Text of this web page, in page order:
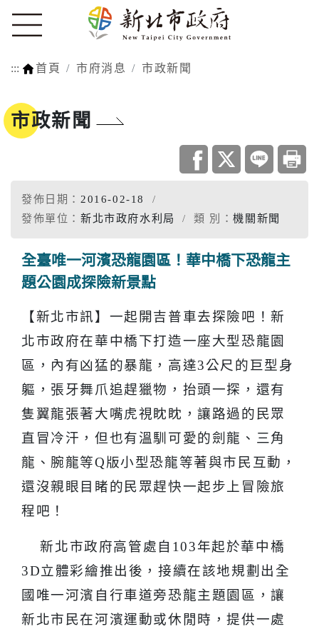
::: 首頁 市府消息 市政新聞
市政新聞
發佈日期： 2016-02-18
發佈單位： 新北市政府水利局 類 別：機關新聞
全臺唯一河濱恐龍園區！華中橋下恐龍主
題公園成探險新景點
【新北市訊】一起開吉普車去探險吧！新
北市政府在華中橋下打造一座大型恐龍園
區，內有凶猛的暴龍， 高達3公尺 的巨型身
軀，張牙舞爪追趕獵物 ，抬頭一探，還有
隻翼龍張著大嘴虎視眈眈，讓路過的民眾
直冒冷汗，但也有溫馴可愛的劍龍、三角
龍、腕龍等Q版小型恐龍等著與市民互動，
還沒親眼目睹的民眾趕快一起步上冒險旅
程吧！
新北市政府高管處自 103年起於華中橋
3D立體彩繪推出後，接續在該地規劃出全
國唯一河濱自行車道旁恐龍主題園區，讓
新北市民在河濱運動或休閒時，提供一處